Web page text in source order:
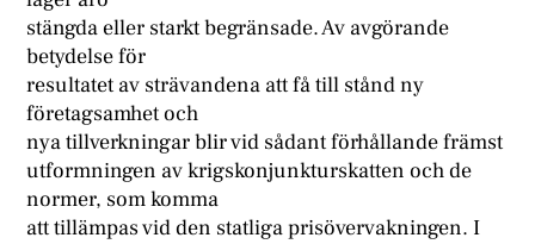
stängda eller starkt begränsade. Av avgörande
betydelse för
resultatet av strävandena att få till stånd ny
företagsamhet och
nya tillverkningar blir vid sådant förhållande främst
utformningen av krigskonjunkturskatten och de
normer, som komma
att tillämpas vid den statliga prisövervakningen. I